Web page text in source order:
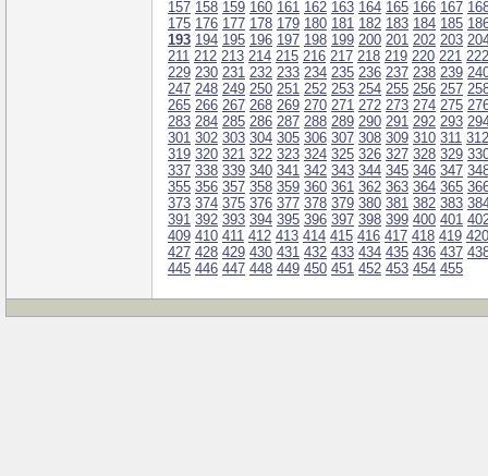
157 158 159 160 161 162 163 164 165 166 167
175 176 177 178 179 180 181 182 183 184 185
193 194 195 196 197 198 199 200 201 202 203
211 212 213 214 215 216 217 218 219 220 221 222
229 230 231 232 233 234 235 236 237 238 239
247 248 249 250 251 252 253 254 255 256 257
265 266 267 268 269 270 271 272 273 274 275
283 284 285 286 287 288 289 290 291 292 293
301 302 303 304 305 306 307 308 309 310 311 312
319 320 321 322 323 324 325 326 327 328 329
337 338 339 340 341 342 343 344 345 346 347
355 356 357 358 359 360 361 362 363 364 365
373 374 375 376 377 378 379 380 381 382 383
391 392 393 394 395 396 397 398 399 400 401
409 410 411 412 413 414 415 416 417 418 419 420
427 428 429 430 431 432 433 434 435 436 437
445 446 447 448 449 450 451 452 453 454 455